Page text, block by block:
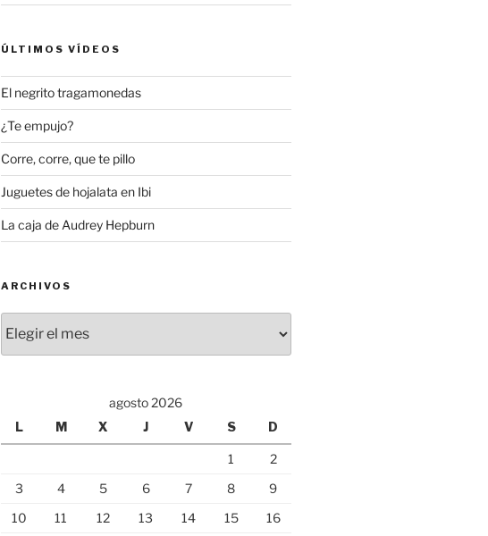
ÚLTIMOS VÍDEOS
El negrito tragamonedas
¿Te empujo?
Corre, corre, que te pillo
Juguetes de hojalata en Ibi
La caja de Audrey Hepburn
ARCHIVOS
agosto 2026
L
M X J V S D
1
2
3
4 5 6 7 8
9
10
11 12 13 14 15
16